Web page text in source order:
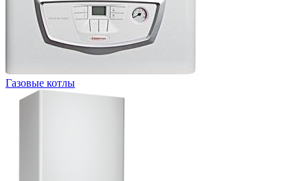
Газовые котлы